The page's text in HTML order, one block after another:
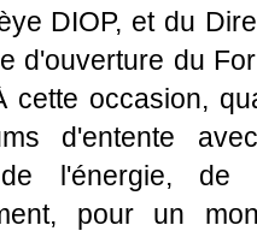
DIOP, et du
d'ouverture du
cette occasion,
d'entente
de l'énergie,
pour un